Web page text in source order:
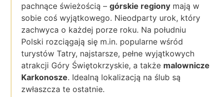
pachnące świeżością –górskie regiony mają w
sobie coś wyjątkowego. Nieodparty urok, który
zachwyca o każdej porze roku. Na południu
Polski rozciągają się m.in. popularne wśród
turystów Tatry, najstarsze, pełne wyjątkowych
atrakcji Góry Świętokrzyskie, a także malownicze
Karkonosze. Idealną lokalizacją na ślub są
zwłaszcza te ostatnie.